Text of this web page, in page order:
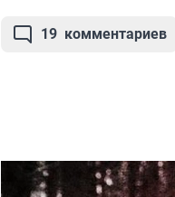
19 комментариев